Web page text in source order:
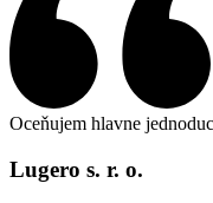
Oceňujem hlavne
Lugero s. r. o.